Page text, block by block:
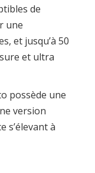
de
une
et jusqu’à 50
et ultra
possède une
version
s’élevant à